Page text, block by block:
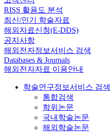
RISS 활용도 분석
최신/인기 학술자료
해외자료신청(E-DDS)
공지사항
해외전자정보서비스 검색
Databases & Journals
해외전자자료 이용안내
학술연구정보서비스 검색
통합검색
학위논문
국내학술논문
해외학술논문